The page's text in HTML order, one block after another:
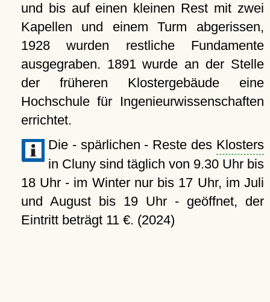
und bis auf einen kleinen Rest mit zwei
Kapellen und einem Turm abgerissen,
1928 wurden restliche Fundamente
ausgegraben. 1891 wurde an der Stelle
der früheren Klostergebäude eine
Hochschule für Ingenieurwissenschaften
errichtet.
Die - spärlichen - Reste des Klosters
in Cluny sind täglich von 9.30 Uhr bis
18 Uhr - im Winter nur bis 17 Uhr, im Juli
und August bis 19 Uhr - geöffnet, der
Eintritt beträgt 11 €. (2024)